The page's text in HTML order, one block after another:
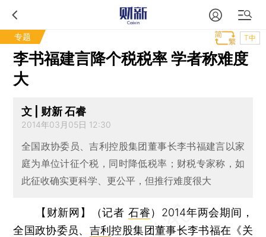
专题 T中
李书福建言降个税税率 学者称难度
大
文 | 财新 石睿
2014年03月05日 12:30
全国政协委员、吉利控股集团董事长李书福建言以家
庭为单位计征个税，同时降低税率；财税专家称，如
此征收确实更科学、更公平，但推行难度很大
【财新网】（记者 石睿） 2014年两会期间，
全国政协委员、 吉利控股集团董事长李书福在《关